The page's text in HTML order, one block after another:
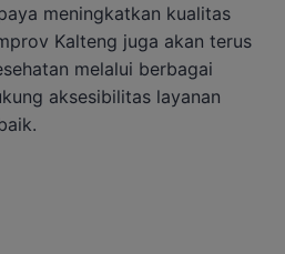
meningkatkan kualitas
Kalteng juga akan terus
melalui berbagai
aksesibilitas layanan